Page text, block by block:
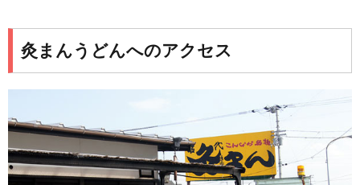
灸まんうどんへのアクセス